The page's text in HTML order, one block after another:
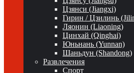
Цзянси (Jiangxi)
Гирин / Цзилинь
Ляонин (Liaoning)
Цинхай (Qinghai)
Юньнань (Yunnan)
Шаньдун (Shandong)
Развлечения
Спорт